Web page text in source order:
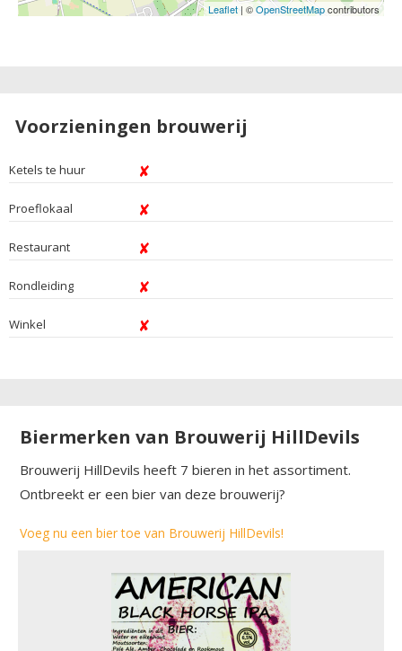
Leaflet | ©OpenStreetMapcontributors
Voorzieningen brouwerij
Ketels te huur
Proeflokaal
Restaurant
Rondleiding
Winkel
Biermerken van Brouwerij HillDevils
Brouwerij HillDevils heeft 7 bieren in het assortiment.
Ontbreekt er een bier van deze brouwerij?
Voeg nu een bier toe van Brouwerij HillDevils!